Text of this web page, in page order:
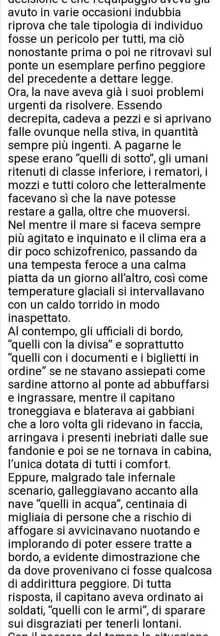
avuto in varie occasioni indubbia
riprova che tale tipologia di individuo
fosse un pericolo per tutti, ma ciò
nonostante prima o poi ne ritrovavi sul
ponte un esemplare perfino peggiore
del precedente a dettare legge.
Ora, la nave aveva già i suoi problemi
urgenti da risolvere. Essendo
decrepita, cadeva a pezzi e si aprivano
falle ovunque nella stiva, in quantità
sempre più ingenti. A pagarne le
spese erano “quelli di sotto”, gli umani
ritenuti di classe inferiore, i rematori, i
mozzi e tutti coloro che letteralmente
facevano sì che la nave potesse
restare a galla, oltre che muoversi.
Nel mentre il mare si faceva sempre
più agitato e inquinato e il clima era a
dir poco schizofrenico, passando da
una tempesta feroce a una calma
piatta da un giorno all’altro, così come
temperature glaciali si intervallavano
con un caldo torrido in modo
inaspettato.
Al contempo, gli ufficiali di bordo,
“quelli con la divisa” e soprattutto
“quelli con i documenti e i biglietti in
ordine” se ne stavano assiepati come
sardine attorno al ponte ad abbuffarsi
e ingrassare, mentre il capitano
troneggiava e blaterava ai gabbiani
che a loro volta gli ridevano in faccia,
arringava i presenti inebriati dalle sue
fandonie e poi se ne tornava in cabina,
l’unica dotata di tutti i comfort.
Eppure, malgrado tale infernale
scenario, galleggiavano accanto alla
nave “quelli in acqua”, centinaia di
migliaia di persone che a rischio di
affogare si avvicinavano nuotando e
implorando di poter essere tratte a
bordo, a evidente dimostrazione che
da dove provenivano ci fosse qualcosa
di addirittura peggiore. Di tutta
risposta, il capitano aveva ordinato ai
soldati, “quelli con le armi”, di sparare
sui disgraziati per tenerli lontani.